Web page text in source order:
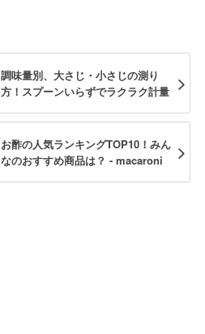
調味量別、大さじ・小さじの測り
方！スプーンいらずでラクラク計量
お酢の人気ランキングTOP10！みん
なのおすすめ商品は？ - macaroni